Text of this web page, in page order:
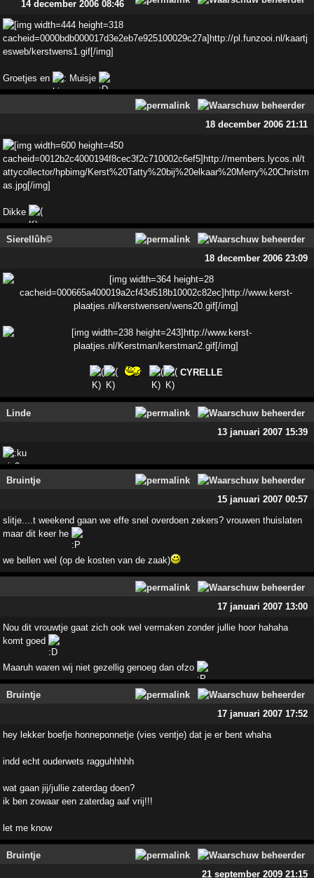
14 december 2006 08:46
Groetjes en Muisje
18 december 2006 21:11
Dikke
Sierellûh©
18 december 2006 23:09
CYRELLE
Linde
13 januari 2007 15:39
Bruintje
15 januari 2007 00:57
slitje....t weekend gaan we effe snel overdoen zekers? vrouwen thuislaten
maar dit keer he
we bellen wel (op de kosten van de zaak)
17 januari 2007 13:00
Nou dit vrouwtje gaat zich ook wel vermaken zonder jullie hoor hahaha
komt goed
Maaruh waren wij niet gezellig genoeg dan ofzo
Bruintje
17 januari 2007 17:52
hey lekker boefje honneponnetje (vies ventje) dat je er bent whaha
indd echt ouderwets ragguhhhhh
wat gaan jij/jullie zaterdag doen?
ik ben zowaar een zaterdag aaf vrij!!!
let me know
Bruintje
21 september 2009 21:15